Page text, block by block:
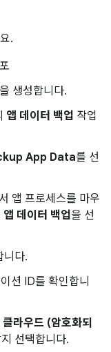
.
생성합니다.
앱 데이터 백업 작업
App Data를 선
앱 프로세스를 마우
앱 데이터 백업을 선
니다.
션 ID를 확인합니
클라우드 (암호화되
선택합니다.